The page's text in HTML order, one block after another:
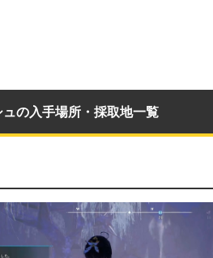
の入手場所・採取地一覧